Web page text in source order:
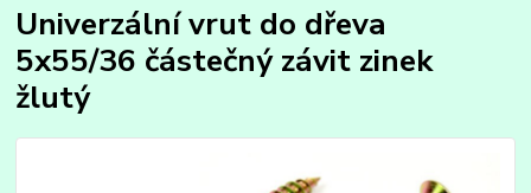
Univerzální vrut do dřeva
5x55/36 částečný závit zinek
žlutý